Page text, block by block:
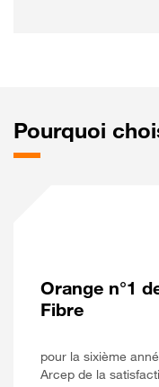
Pourquoi
Orange n°1
Fibre
pour la sixième
Arcep de la